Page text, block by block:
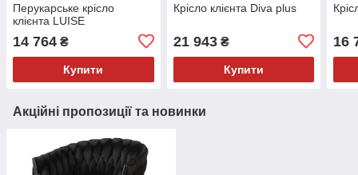
Перукарське крісло
клієнта LUISE
14 764 ₴
Купити
Крісло клієнта Diva plus
21 943₴
Купити
16
Акційні пропозиції та новинки